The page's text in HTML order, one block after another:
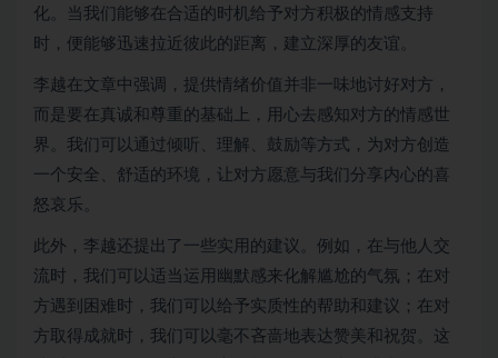
化。当我们能够在合适的时机给予对方积极的情感支持
时，便能够迅速拉近彼此的距离，建立深厚的友谊。
李越在文章中强调，提供情绪价值并非一味地讨好对方，
而是要在真诚和尊重的基础上，用心去感知对方的情感世
界。我们可以通过倾听、理解、鼓励等方式，为对方创造
一个安全、舒适的环境，让对方愿意与我们分享内心的喜
怒哀乐。
此外，李越还提出了一些实用的建议。例如，在与他人交
流时，我们可以适当运用幽默感来化解尴尬的气氛；在对
方遇到困难时，我们可以给予实质性的帮助和建议；在对
方取得成就时，我们可以毫不吝啬地表达赞美和祝贺。这